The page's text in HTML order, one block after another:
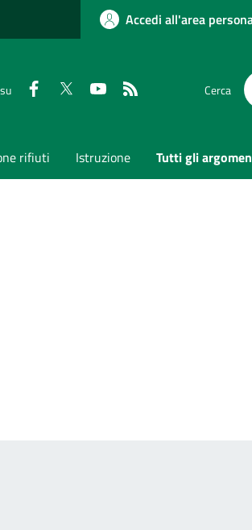
Accedi all'area
Faceboook
Twitter Youtube Cerca
rifiuti Istruzione Tutti gli